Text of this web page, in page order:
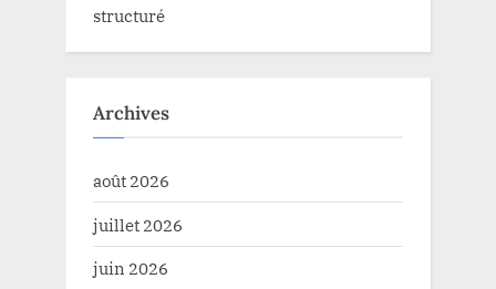
structuré
Archives
août 2026
juillet 2026
juin 2026